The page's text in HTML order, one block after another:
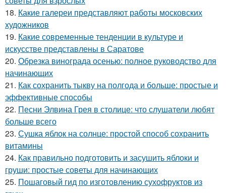
18. Какие галереи представляют работы московских
художников
19. Какие современные тенденции в культуре и
искусстве представлены в Саратове
20. Обрезка винограда осенью: полное руководство для
начинающих
21. Как сохранить тыкву на полгода и больше: простые и
эффективные способы
22. Песни Элвина Грея в столице: что слушатели любят
больше всего
23. Сушка яблок на солнце: простой способ сохранить
витамины
24. Как правильно подготовить и засушить яблоки и
груши: простые советы для начинающих
25. Пошаговый гид по изготовлению сухофруктов из